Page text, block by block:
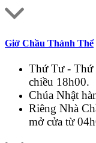
Giờ Chầu Thánh Thể
Thứ Tư - Thứ
chiều 18h00.
Chúa Nhật
Riêng Nhà
mở cửa từ